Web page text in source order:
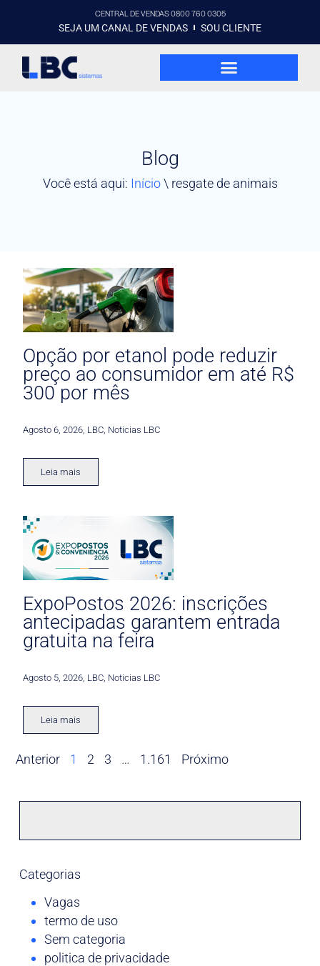
CENTRAL DE VENDAS 0800 760 0305
SEJA UM CANAL DE VENDAS SOU CLIENTE
Blog
Você está aqui: Início\ resgate de animais
Opção por etanol pode reduzir
preço ao consumidor em até R$
300 por mês
Agosto 6, 2026 LBC Noticias LBC
Leia mais
ExpoPostos 2026: inscrições
antecipadas garantem entrada
gratuita na feira
Agosto 5, 2026 LBC Noticias LBC
Leia mais
Anterior 1 2 3 … 1.161 Próximo
Categorias
Vagas
termo de uso
Sem categoria
politica de privacidade